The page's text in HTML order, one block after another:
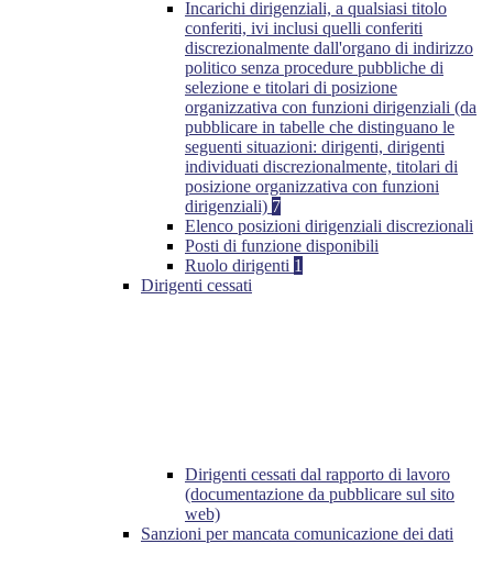
Incarichi dirigenziali, a qualsiasi titolo
conferiti, ivi inclusi quelli conferiti
discrezionalmente dall'organo di indirizzo
politico senza procedure pubbliche di
selezione e titolari di posizione
organizzativa con funzioni dirigenziali (da
pubblicare in tabelle che distinguano le
seguenti situazioni: dirigenti, dirigenti
individuati discrezionalmente, titolari di
posizione organizzativa con funzioni
dirigenziali) 7
Elenco posizioni dirigenziali discrezionali
Posti di funzione disponibili
Ruolo dirigenti 1
Dirigenti cessati
Dirigenti cessati dal rapporto di lavoro
(documentazione da pubblicare sul sito
web)
Sanzioni per mancata comunicazione dei dati